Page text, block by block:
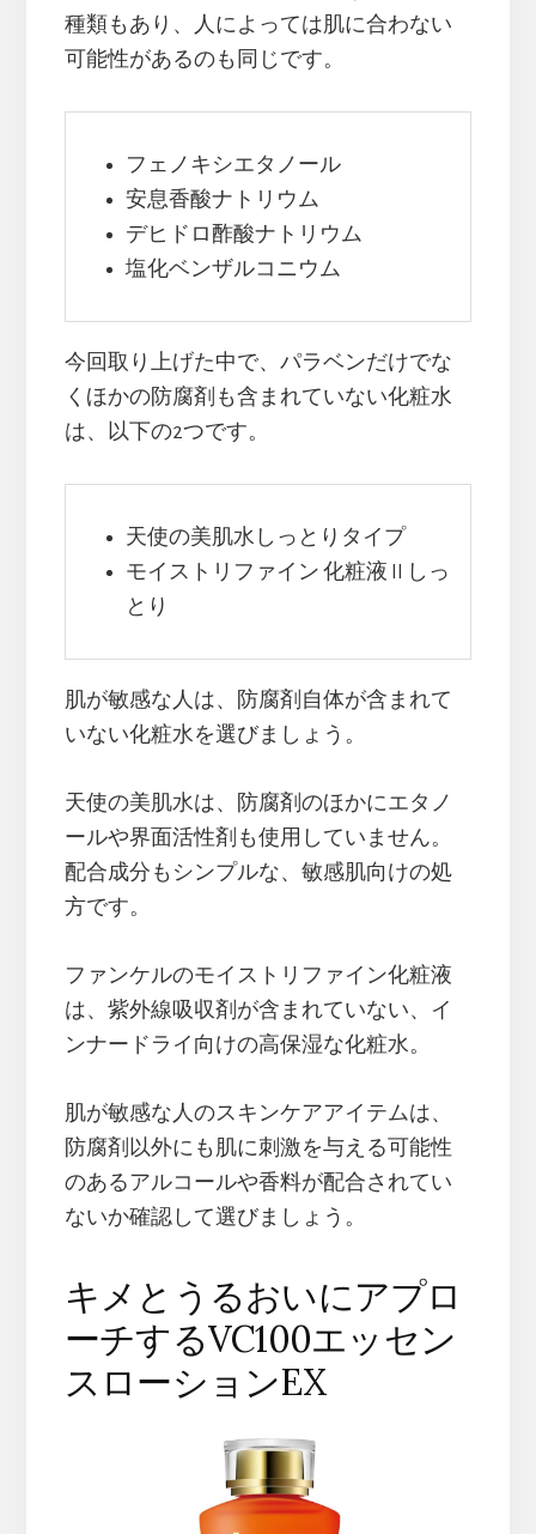
種類もあり、人によっては肌に合わない
可能性があるのも同じです。
フェノキシエタノール
安息香酸ナトリウム
デヒドロ酢酸ナトリウム
塩化ベンザルコニウム
今回取り上げた中で、パラベンだけでな
くほかの防腐剤も含まれていない化粧水
は、以下の2つです。
天使の美肌水しっとりタイプ
モイストリファイン 化粧液 II しっ
とり
肌が敏感な人は、防腐剤自体が含まれて
いない化粧水を選びましょう。
天使の美肌水は、防腐剤のほかにエタノ
ールや界面活性剤も使用していません。
配合成分もシンプルな、敏感肌向けの処
方です。
ファンケルのモイストリファイン化粧液
は、紫外線吸収剤が含まれていない、イ
ンナードライ向けの高保湿な化粧水。
肌が敏感な人のスキンケアアイテムは、
防腐剤以外にも肌に刺激を与える可能性
のあるアルコールや香料が配合されてい
ないか確認して選びましょう。
キメとうるおいにアプロ
ーチするVC100エッセン
スローションEX